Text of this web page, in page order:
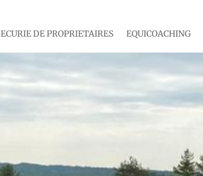
ECURIE DE PROPRIETAIRES EQUICOACHING